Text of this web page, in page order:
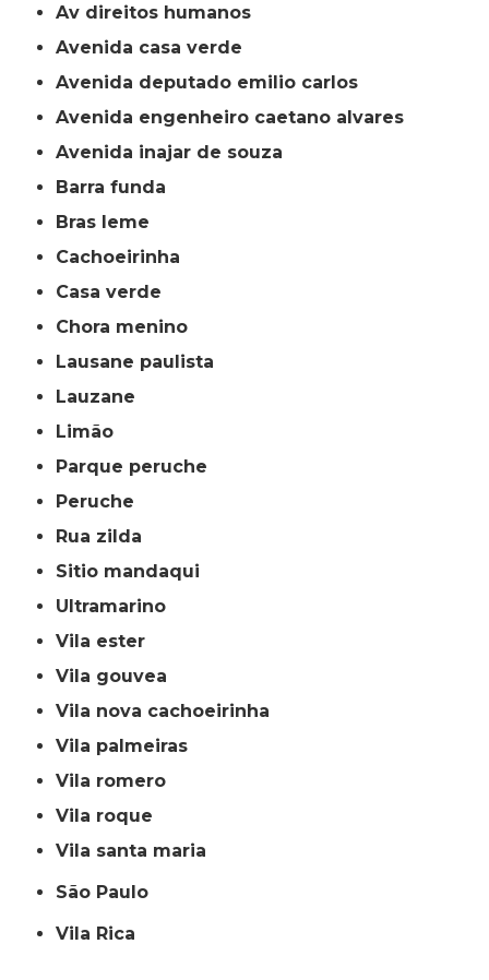
av direitos humanos
avenida casa verde
avenida deputado emilio carlos
avenida engenheiro caetano alvares
avenida inajar de souza
barra funda
bras leme
cachoeirinha
casa verde
chora menino
lausane paulista
lauzane
limão
parque peruche
peruche
rua zilda
sitio mandaqui
ultramarino
vila ester
vila gouvea
vila nova cachoeirinha
vila palmeiras
vila romero
vila roque
vila santa maria
São Paulo
Vila Rica